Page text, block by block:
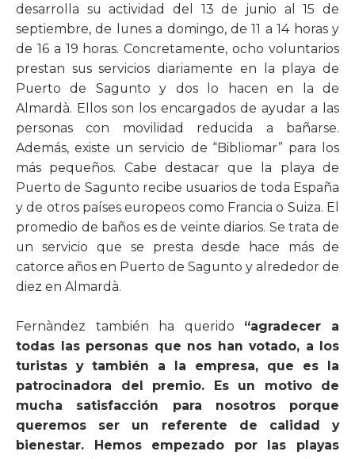
desarrolla su actividad del 13 de junio al 15 de
septiembre, de lunes a domingo, de 11 a 14 horas y
de 16 a 19 horas. Concretamente, ocho voluntarios
prestan sus servicios diariamente en la playa de
Puerto de Sagunto y dos lo hacen en la de
Almardà. Ellos son los encargados de ayudar a las
personas con movilidad reducida a bañarse.
Además, existe un servicio de “Bibliomar” para los
más pequeños. Cabe destacar que la playa de
Puerto de Sagunto recibe usuarios de toda España
y de otros países europeos como Francia o Suiza. El
promedio de baños es de veinte diarios. Se trata de
un servicio que se presta desde hace más de
catorce años en Puerto de Sagunto y alrededor de
diez en Almardà.
Fernàndez también ha querido “agradecer a
todas las personas que nos han votado, a los
turistas y también a la empresa, que es la
patrocinadora del premio. Es un motivo de
mucha satisfacción para nosotros porque
queremos ser un referente de calidad y
bienestar. Hemos empezado por las playas